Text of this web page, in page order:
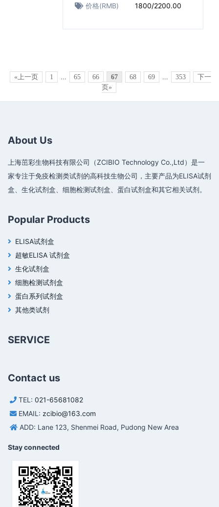
价格(RMB)
1800/2200.00
«上一页 1 ... 65 66 67 68 69 ... 353
下一
页»
About Us
上海茁彩生物科技有限公司（ZCIBIO Technology Co.,Ltd）是一
家专注于免疫检测类试剂的高科技生物公司，主要产品为ELISA试剂
盒、生化试剂盒、细胞检测试剂盒、蛋白试剂盒和其它相关试剂。
Popular Products
ELISA试剂盒
超敏ELISA 试剂盒
生化试剂盒
细胞检测试剂盒
蛋白系列试剂盒
其他类试剂
SERVICE
Contact us
TEL: 021-65681082
EMAIL: zcibio@163.com
ADD: Lane 123, Shenmei Road, Pudong New Area
Stay connected